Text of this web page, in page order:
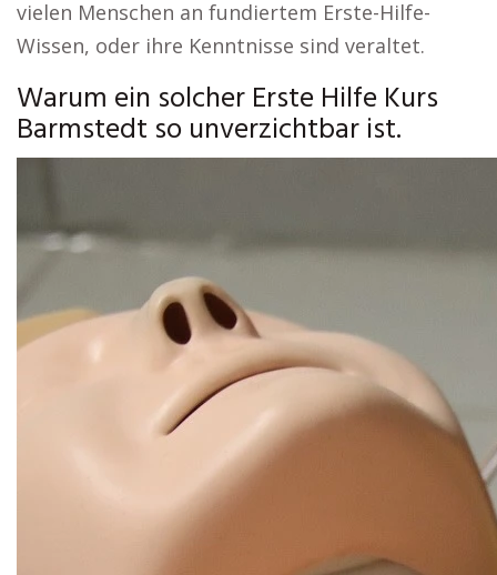
vielen Menschen an fundiertem Erste-Hilfe-
Wissen, oder ihre Kenntnisse sind veraltet.
Warum ein solcher Erste Hilfe Kurs
Barmstedt so unverzichtbar ist.